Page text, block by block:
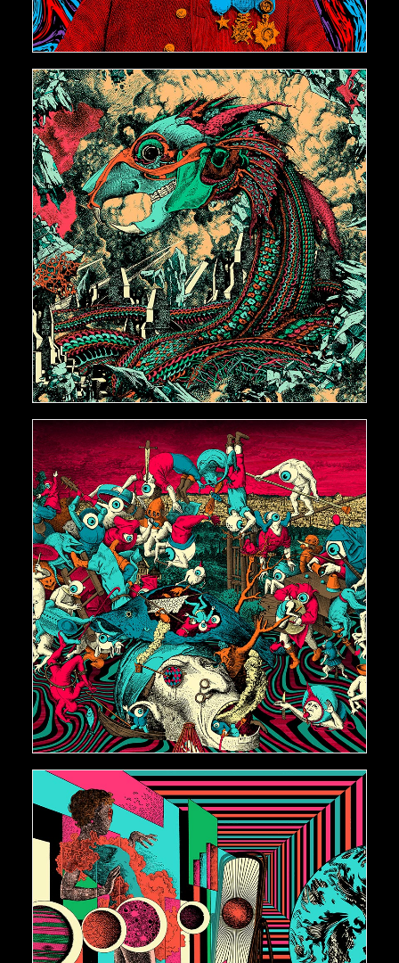
AJOUTER AU PANIER
€500,00
AJOUTER AU PANIER
€500,00
AJOUTER AU PANIER
€500,00